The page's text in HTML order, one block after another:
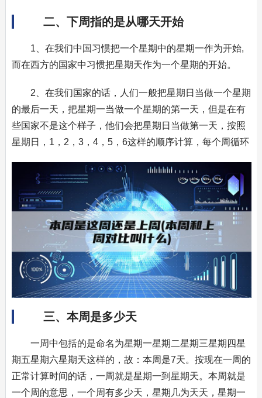
二、下周指的是从哪天开始
1、在我们中国习惯把一个星期中的星期一作为开始,
而在西方的国家中习惯把星期天作为一个星期的开始。
2、在我们国家的话，人们一般把星期日当做一个星期
的最后一天，把星期一当做一个星期的第一天，但是在有
些国家不是这个样子，他们会把星期日当做第一天，按照
星期日，1，2，3，4，5，6这样的顺序计算，每个周循环
三、本周是多少天
一周中包括的是命名为星期一星期二星期三星期四星
期五星期六星期天这样的，故：本周是7天。按现在一周的
正常计算时间的话，一周就是星期一到星期天。本周就是
一个周的意思，一个周有多少天，星期几为天天，星期一